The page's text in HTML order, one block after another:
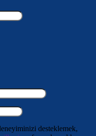
desteklemek,